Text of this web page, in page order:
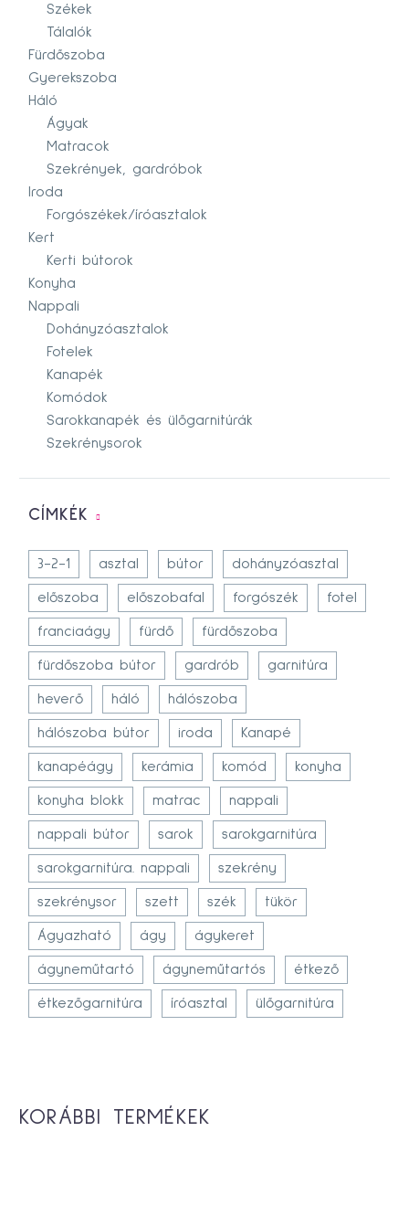
Székek
Tálalók
Fürdőszoba
Gyerekszoba
Háló
Ágyak
Matracok
Szekrények, gardróbok
Iroda
Forgószékek/íróasztalok
Kert
Kerti bútorok
Konyha
Nappali
Dohányzóasztalok
Fotelek
Kanapék
Komódok
Sarokkanapék és ülőgarnitúrák
Szekrénysorok
CÍMKÉK
3-2-1 asztal bútor dohányzóasztal
előszoba előszobafal forgószék fotel
franciaágy fürdő fürdőszoba
fürdőszoba bútor gardrób garnitúra
heverő háló hálószoba
hálószoba bútor iroda Kanapé
kanapéágy kerámia komód konyha
konyha blokk matrac nappali
nappali bútor sarok sarokgarnitúra
sarokgarnitúra. nappali szekrény
szekrénysor szett szék tükör
Ágyazható ágy ágykeret
ágyneműtartó ágyneműtartós étkező
étkezőgarnitúra íróasztal ülőgarnitúra
KORÁBBI TERMÉKEK